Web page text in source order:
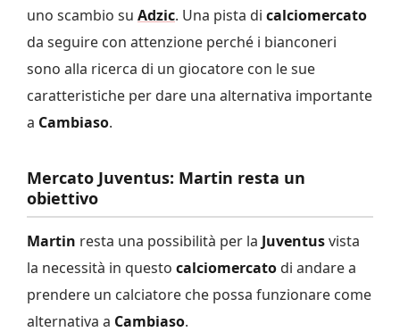
uno scambio su Adzic. Una pista di calciomercato
da seguire con attenzione perché i bianconeri
sono alla ricerca di un giocatore con le sue
caratteristiche per dare una alternativa importante
a Cambiaso.
Mercato Juventus: Martin resta un
obiettivo
Martin resta una possibilità per la Juventusvista
la necessità in questo calciomercato di andare a
prendere un calciatore che possa funzionare come
alternativa a Cambiaso.